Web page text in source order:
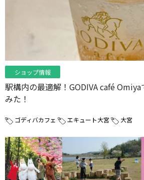
ショップ情報
駅構内の最適解！GODIVA café
みた！
ゴディバカフェ エキュート大宮 大宮